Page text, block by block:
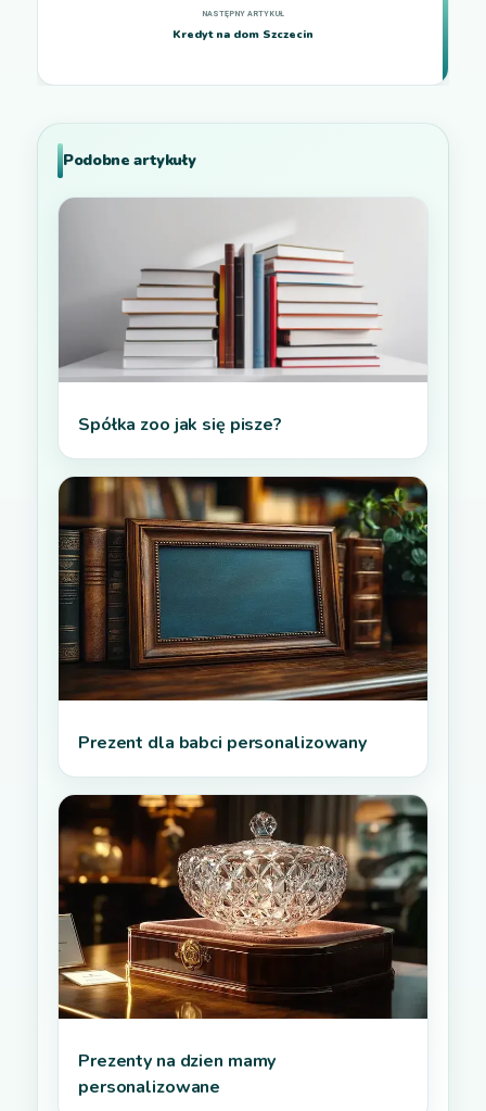
Kredyt na dom Szczecin
Podobne artykuły
Spółka zoo jak się pisze?
Prezent dla babci personalizowany
Prezenty na dzien mamy
personalizowane